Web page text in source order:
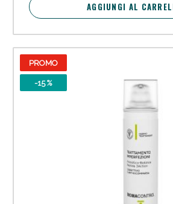
AGGIUNGI AL
PROMO
-15 %